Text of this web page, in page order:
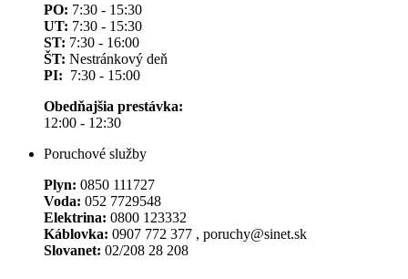
PO: 7:30 - 15:30
UT: 7:30 - 15:30
ST: 7:30 - 16:00
ŠT: Nestránkový deň
PI: 7:30 - 15:00
Obedňajšia prestávka:
12:00 - 12:30
Poruchové služby
Plyn: 0850 111727
Voda: 052 7729548
Elektrina: 0800 123332
Káblovka: 0907 772 377 , poruchy@sinet.sk
Slovanet: 02/208 28 208